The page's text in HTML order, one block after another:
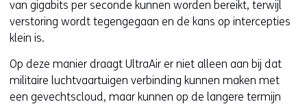
van gigabits per seconde kunnen worden bereikt, terwijl
verstoring wordt tegengegaan en de kans op intercepties
klein is.
Op deze manier draagt UltraAir er niet alleen aan bij dat
militaire luchtvaartuigen verbinding kunnen maken met
een gevechtscloud, maar kunnen op de langere termijn